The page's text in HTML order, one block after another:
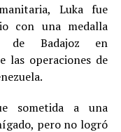
Luka fue
con una medalla
de Badajoz en
las operaciones de
sometida a una
pero no logró